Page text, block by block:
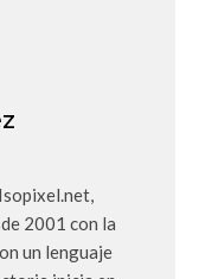
2001 con la
un lenguaje